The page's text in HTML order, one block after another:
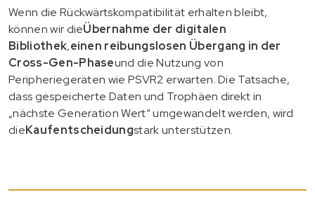
Wenn die Rückwärtskompatibilität erhalten bleibt,
können wir dieÜbernahme der digitalen
Bibliothek,einen reibungslosen Übergang in der
Cross-Gen-Phaseund die Nutzung von
Peripheriegeräten wie PSVR2 erwarten. Die Tatsache,
dass gespeicherte Daten und Trophäen direkt in
„nächste Generation Wert“ umgewandelt werden, wird
dieKaufentscheidungstark unterstützen.